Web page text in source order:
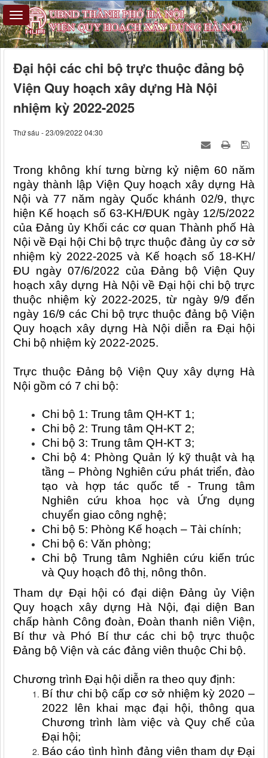
Đại hội các chi bộ trực thuộc đảng bộ
Viện Quy hoạch xây dựng Hà Nội
nhiệm kỳ 2022-2025
Thứ sáu - 23/09/2022 04:30
Trong không khí tưng bừng kỷ niệm 60 năm
ngày thành lập Viện Quy hoạch xây dựng Hà
Nội và 77 năm ngày Quốc khánh 02/9, thực
hiện Kế hoạch số 63-KH/ĐUK ngày 12/5/2022
của Đảng ủy Khối các cơ quan Thành phố Hà
Nội về Đại hội Chi bộ trực thuộc đảng ủy cơ sở
nhiệm kỳ 2022-2025 và Kế hoạch số 18-KH/
ĐU ngày 07/6/2022 của Đảng bộ Viện Quy
hoạch xây dựng Hà Nội về Đại hội chi bộ trực
thuộc nhiệm kỳ 2022-2025, từ ngày 9/9 đến
ngày 16/9 các Chi bộ trực thuộc đảng bộ Viện
Quy hoạch xây dựng Hà Nội diễn ra Đại hội
Chi bộ nhiệm kỳ 2022-2025.
Trực thuộc Đảng bộ Viện Quy xây dựng Hà
Nội gồm có 7 chi bộ:
Chi bộ 1: Trung tâm QH-KT 1;
Chi bộ 2: Trung tâm QH-KT 2;
Chi bộ 3: Trung tâm QH-KT 3;
Chi bộ 4: Phòng Quản lý kỹ thuật và hạ
tầng – Phòng Nghiên cứu phát triển, đào
tạo và hợp tác quốc tế - Trung tâm
Nghiên cứu khoa học và Ứng dụng
chuyển giao công nghệ;
Chi bộ 5: Phòng Kế hoạch – Tài chính;
Chi bộ 6: Văn phòng;
Chi bộ Trung tâm Nghiên cứu kiến trúc
và Quy hoạch đô thị, nông thôn.
Tham dự Đại hội có đại diện Đảng ủy Viện
Quy hoạch xây dựng Hà Nội, đại diện Ban
chấp hành Công đoàn, Đoàn thanh niên Viện,
Bí thư và Phó Bí thư các chi bộ trực thuộc
Đảng bộ Viện và các đảng viên thuộc Chi bộ.
Chương trình Đại hội diễn ra theo quy định:
Bí thư chi bộ cấp cơ sở nhiệm kỳ 2020 –
2022 lên khai mạc đại hội, thông qua
Chương trình làm việc và Quy chế của
Đại hội;
Báo cáo tình hình đảng viên tham dự Đại